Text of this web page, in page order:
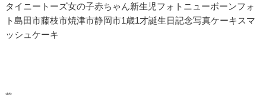
タイニートーズ女の子赤ちゃん新生児フォトニューボーンフォ
ト島田市藤枝市焼津市静岡市1歳1才誕生日記念写真ケーキスマ
ッシュケーキ
投